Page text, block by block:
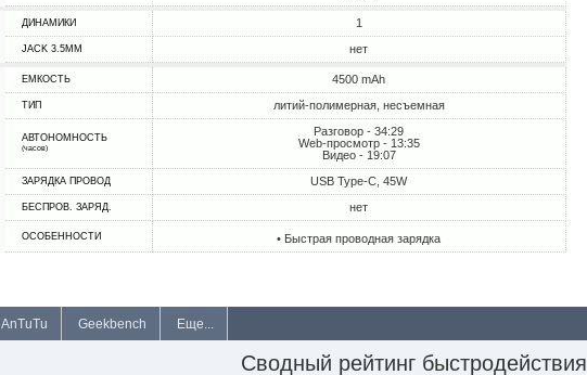
ДИНАМИКИ 1
JACK 3.5MM нет
ЕМКОСТЬ 4500 mAh
ТИП литий-полимерная, несъемная
АВТОНОМНОСТЬ
(часов)
Разговор - 34:29
Web-просмотр - 13:35
Видео - 19:07
ЗАРЯДКА ПРОВОД USB Type-C, 45W
БЕСПРОВ. ЗАРЯД. нет
ОСОБЕННОСТИ • Быстрая проводная зарядка
AnTuTu Geekbench Еще...
Сводный рейтинг быстродействия